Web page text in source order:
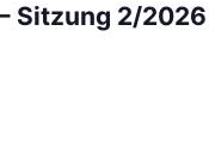
Sitzung 2/2026